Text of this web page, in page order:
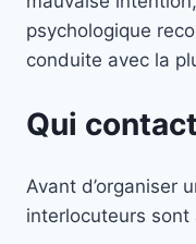
psychologique
conduite avec la
Qui
Avant d’organiser
interlocuteurs sont